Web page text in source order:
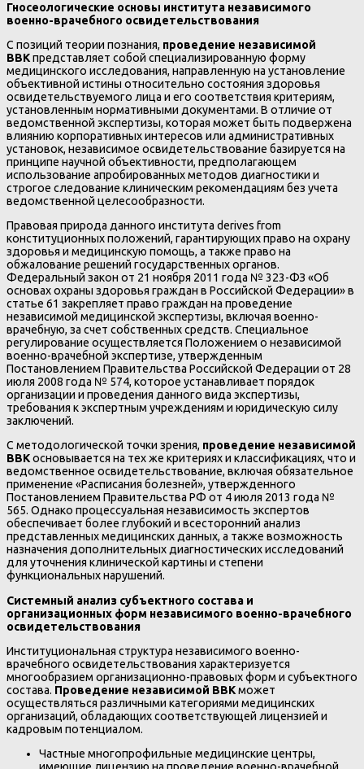
Гносеологические основы института независимого
военно-врачебного освидетельствования
С позиций теории познания, проведение независимой
ВВКпредставляет собой специализированную форму
медицинского исследования, направленную на установление
объективной истины относительно состояния здоровья
освидетельствуемого лица и его соответствия критериям,
установленным нормативными документами. В отличие от
ведомственной экспертизы, которая может быть подвержена
влиянию корпоративных интересов или административных
установок, независимое освидетельствование базируется на
принципе научной объективности, предполагающем
использование апробированных методов диагностики и
строгое следование клиническим рекомендациям без учета
ведомственной целесообразности.
Правовая природа данного института derives from
конституционных положений, гарантирующих право на охрану
здоровья и медицинскую помощь, а также право на
обжалование решений государственных органов.
Федеральный закон от 21 ноября 2011 года № 323-ФЗ «Об
основах охраны здоровья граждан в Российской Федерации» в
статье 61 закрепляет право граждан на проведение
независимой медицинской экспертизы, включая военно-
врачебную, за счет собственных средств. Специальное
регулирование осуществляется Положением о независимой
военно-врачебной экспертизе, утвержденным
Постановлением Правительства Российской Федерации от 28
июля 2008 года № 574, которое устанавливает порядок
организации и проведения данного вида экспертизы,
требования к экспертным учреждениям и юридическую силу
заключений.
С методологической точки зрения, проведение независимой
ВВКосновывается на тех же критериях и классификациях, что и
ведомственное освидетельствование, включая обязательное
применение «Расписания болезней», утвержденного
Постановлением Правительства РФ от 4 июля 2013 года №
565. Однако процессуальная независимость экспертов
обеспечивает более глубокий и всесторонний анализ
представленных медицинских данных, а также возможность
назначения дополнительных диагностических исследований
для уточнения клинической картины и степени
функциональных нарушений.
Системный анализ субъектного состава и
организационных форм независимого военно-врачебного
освидетельствования
Институциональная структура независимого военно-
врачебного освидетельствования характеризуется
многообразием организационно-правовых форм и субъектного
состава. Проведение независимой ВВКможет
осуществляться различными категориями медицинских
организаций, обладающих соответствующей лицензией и
кадровым потенциалом.
Частные многопрофильные медицинские центры,
имеющие лицензию на проведение военно-врачебной